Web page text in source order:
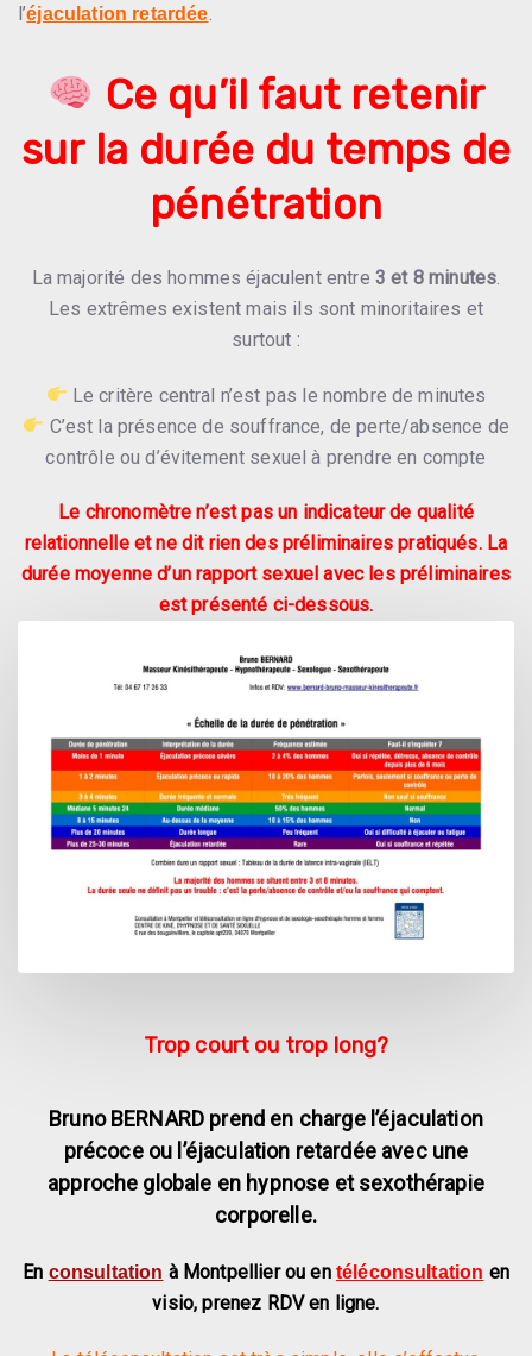
l’éjaculation retardée
Ce qu’il faut retenir
sur la durée du temps de
pénétration
La majorité des hommes éjaculent entre 3 et 8 minutes.
Les extrêmes existent mais ils sont minoritaires et
surtout :
Le critère central n’est pas le nombre de minutes
C’est la présence de souffrance, de perte/absence de
contrôle ou d’évitement sexuel à prendre en compte
Le chronomètre n’est pas un indicateur de qualité
relationnelle et ne dit rien des préliminaires pratiqués. La
durée moyenne d’un rapport sexuel avec les préliminaires
est présenté ci-dessous.
Trop court ou trop long?
Bruno BERNARD prend en charge l’éjaculation
précoce ou l’éjaculation retardée avec une
approche globale en hypnose et sexothérapie
corporelle.
En consultation à Montpellier ou en téléconsultation en
visio, prenez RDV en ligne.